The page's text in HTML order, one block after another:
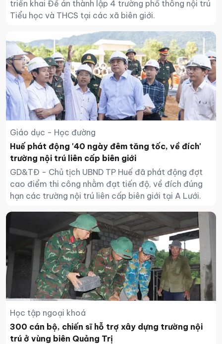
triển khai Đề án thành lập 4 trường phổ thông nội trú
Tiểu học và THCS tại các xã biên giới.
Giáo dục - Học đường
Huế phát động '40 ngày đêm tăng tốc, về đích'
trường nội trú liên cấp biên giới
GD&TĐ - Chủ tịch UBND TP Huế đã phát động đợt
cao điểm thi công nhằm đạt tiến độ, về đích đúng
hạn các trường nội trú liên cấp biên giới tại A Lưới.
Học tập ngoại khoá
300 cán bộ, chiến sĩ hỗ trợ xây dựng trường nội
trú ở vùng biên Quảng Trị